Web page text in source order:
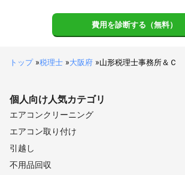
費用を診断する（無料）
トップ»税理士 »大阪府 »山形税理士事務所＆Ｃ
個人向け人気カテゴリ
エアコンクリーニング
エアコン取り付け
引越し
不用品回収